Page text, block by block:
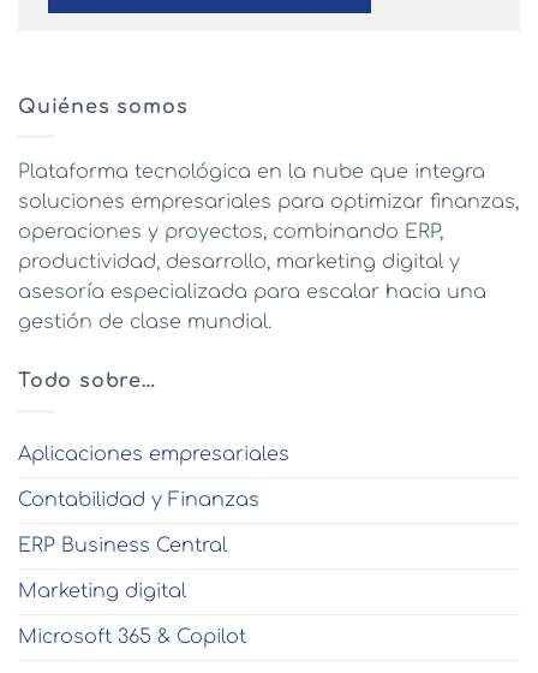
Quiénes somos
Plataforma tecnológica en la nube que integra
soluciones empresariales para optimizar finanzas,
operaciones y proyectos, combinando ERP,
productividad, desarrollo, marketing digital y
asesoría especializada para escalar hacia una
gestión de clase mundial.
Todo sobre…
Aplicaciones empresariales
Contabilidad y Finanzas
ERP Business Central
Marketing digital
Microsoft 365 & Copilot